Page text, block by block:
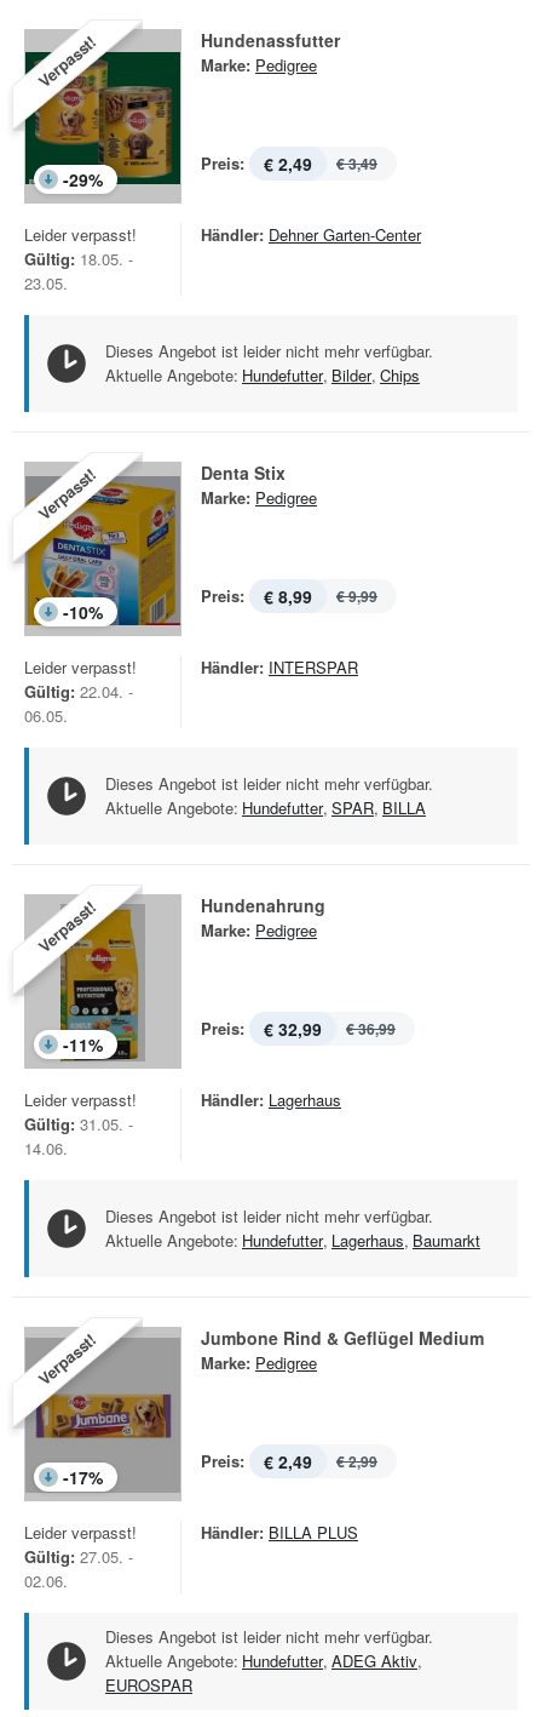
Verpasst!
-29%
Hundenassfutter
Marke: Pedigree
Preis: € 2,49 € 3,49
Leider verpasst!
Gültig: 18.05. -
23.05.
Händler: Dehner Garten-Center
Dieses Angebot ist leider nicht mehr verfügbar.
Aktuelle Angebote: Hundefutter, Bilder, Chips
Verpasst!
-10%
Denta Stix
Marke: Pedigree
Preis: € 8,99 € 9,99
Leider verpasst!
Gültig: 22.04. -
06.05.
Händler: INTERSPAR
Dieses Angebot ist leider nicht mehr verfügbar.
Aktuelle Angebote: Hundefutter, SPAR, BILLA
Verpasst!
-11%
Hundenahrung
Marke: Pedigree
Preis: € 32,99 € 36,99
Leider verpasst!
Gültig: 31.05. -
14.06.
Händler: Lagerhaus
Dieses Angebot ist leider nicht mehr verfügbar.
Aktuelle Angebote: Hundefutter, Lagerhaus, Baumarkt
Verpasst!
-17%
Jumbone Rind & Geflügel Medium
Marke: Pedigree
Preis: € 2,49 € 2,99
Leider verpasst!
Gültig: 27.05. -
02.06.
Händler: BILLA PLUS
Dieses Angebot ist leider nicht mehr verfügbar.
Aktuelle Angebote: Hundefutter, ADEG Aktiv,
EUROSPAR